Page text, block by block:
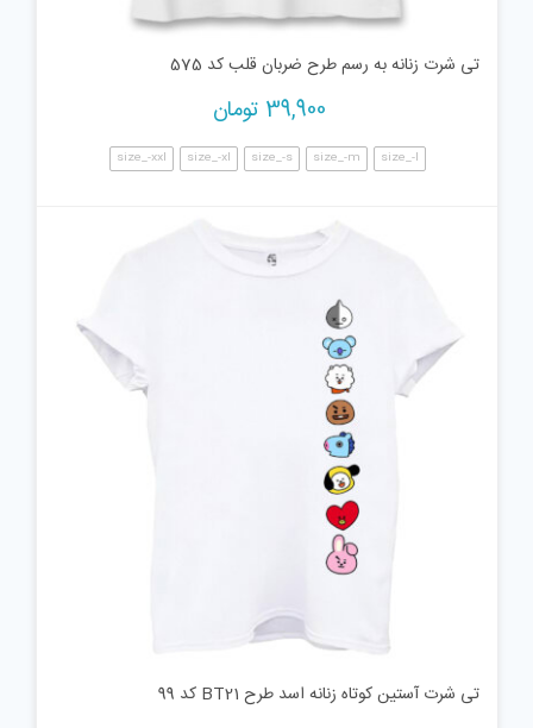
تی شرت زنانه به رسم طرح ضربان قلب کد 575
39,900 تومان
size_-l
size_-m
size_-s
size_-xl
size_-xxl
تی شرت آستین کوتاه زنانه اسد طرح BT21 کد 99